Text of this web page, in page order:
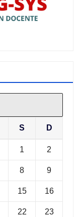
S D
1 2
8 9
15 16
22 23